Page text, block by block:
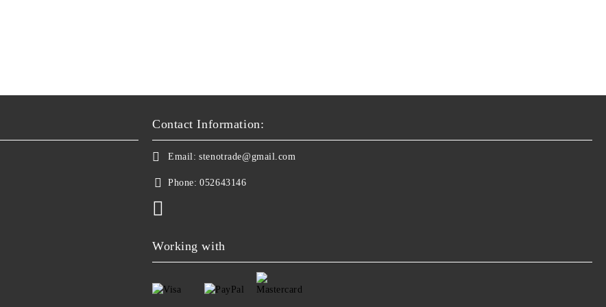
Contact Information:
Email: stenotrade@gmail.com
Phone: 052643146
Working with